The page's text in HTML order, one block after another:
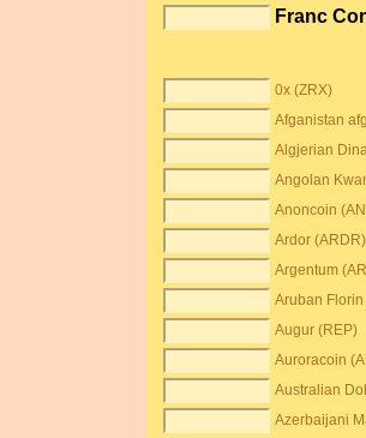
Franc
0x (ZRX)
Afganistan
Algjerian
Angolan
Anoncoin
Ardor (ARDR)
Argentum
Aruban Florin
Augur (REP)
Auroracoin
Australian
Azerbaijani